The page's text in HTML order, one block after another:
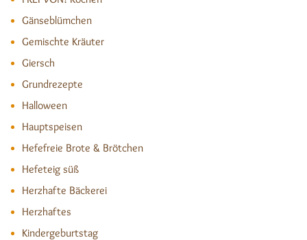
Gänseblümchen
Gemischte Kräuter
Giersch
Grundrezepte
Halloween
Hauptspeisen
Hefefreie Brote & Brötchen
Hefeteig süß
Herzhafte Bäckerei
Herzhaftes
Kindergeburtstag